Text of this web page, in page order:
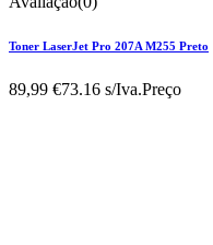
Toner LaserJet Pro 207A M255 Preto
89,99 €73.16 s/Iva.Preço